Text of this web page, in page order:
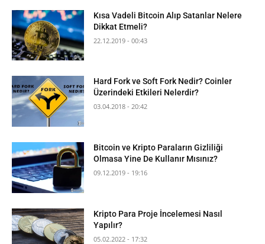
Kısa Vadeli Bitcoin Alıp Satanlar Nelere
Dikkat Etmeli?
22.12.2019 - 00:43
Hard Fork ve Soft Fork Nedir? Coinler
Üzerindeki Etkileri Nelerdir?
03.04.2018 - 20:42
Bitcoin ve Kripto Paraların Gizliliği
Olmasa Yine De Kullanır Mısınız?
09.12.2019 - 19:16
Kripto Para Proje İncelemesi Nasıl
Yapılır?
05.02.2022 - 17:32